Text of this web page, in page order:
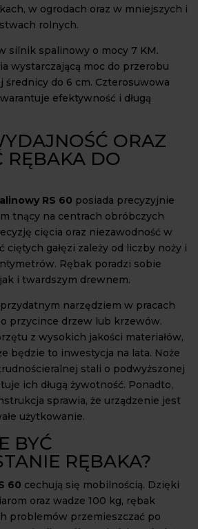
w ogrodach oraz w mniejszych i
rolnych.
silnik spalinowy o mocy 7 KM.
wystarczającą moc do przerobu
średnicy do 6 cm. Czterosuwowa
efektywność i długą
ORAZ
RĘBAKA DO
RS 60 posiada precyzyjnie
tnący na centrach obróbczych
cięcia oraz niezawodność w
ciętych gałęzi zależy od liczby noży i
Rębak poradzi sobie
i twardszym drewnem.
narzędziem w pracach
przycince drzew lub krzewów.
z wysokich jakości materiałów,
będzie to inwestycja na lata. Noże
stali o podwyższonej
ich długą żywotność. Ponadto,
sprawia, że urządzenie jest
użytkowanie.
BYĆ
RĘBAKA?
60 cechują się mobilnością. Dzięki
oraz wadze 100 kg, rębak
problemów przemieszczać po